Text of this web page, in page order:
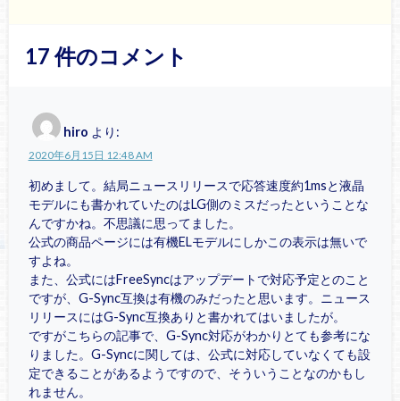
17件のコメント
hiro より:
2020年6月15日 12:48 AM
初めまして。結局ニュースリリースで応答速度約1msと液晶
モデルにも書かれていたのはLG側のミスだったということな
んですかね。不思議に思ってました。
公式の商品ページには有機ELモデルにしかこの表示は無いで
すよね。
また、公式にはFreeSyncはアップデートで対応予定とのこと
ですが、G-Sync互換は有機のみだったと思います。ニュース
リリースにはG-Sync互換ありと書かれてはいましたが。
ですがこちらの記事で、G-Sync対応がわかりとても参考にな
りました。G-Syncに関しては、公式に対応していなくても設
定できることがあるようですので、そういうことなのかもし
れません。